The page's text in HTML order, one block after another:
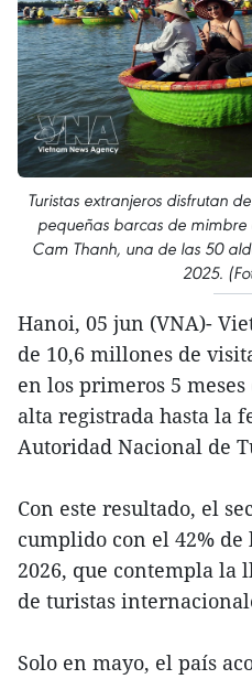
Turistas extranjeros disfrutan
pequeñas barcas de mimbre
Cam Thanh, una de las 50
2025.
Hanoi, 05 jun (VNA)-
de 10,6 millones de
en los primeros 5
alta registrada hasta la
Autoridad Nacional de
Con este resultado, el
cumplido con el 42%
2026, que contempla la
de turistas
Solo en mayo, el país